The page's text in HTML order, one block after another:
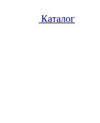
Каталог